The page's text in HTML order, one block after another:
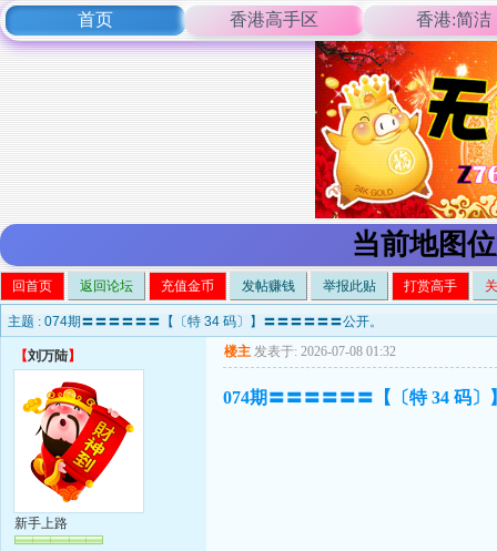
首页 香港高手区 香港:简洁
当前地图
回首页 返回论坛 充值金币 发帖赚钱 举报此贴 打赏高手
主题 : 074期〓〓〓〓〓〓【〔特 34 码〕】〓〓〓〓〓〓公开。
【刘万陆】
新手上路
楼主 发表于: 2026-07-08 01:32
074期〓〓〓〓〓〓【〔特 34 码